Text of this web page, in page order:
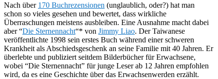
Nach über 170 Buchrezensionen (unglaublich, oder?) hat man
schon so vieles gesehen und bewertet, dass wirkliche
Überraschungen meistens ausbleiben. Eine Ausnahme macht dabei
aber “Die Sternennacht“* von Jimmy Liao. Der Taiwanese
veröffentlichte 1998 sein erstes Buch während einer schweren
Krankheit als Abschiedsgeschenk an seine Familie mit 40 Jahren. Er
überlebte und publiziert seitdem Bilderbücher für Erwachsene,
wobei “Die Sternennacht” für junge Leser ab 12 Jahren empfohlen
wird, da es eine Geschichte über das Erwachsenwerden erzählt.